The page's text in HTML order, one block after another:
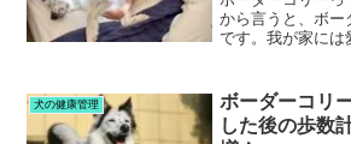
から言うと、ボー
です。我が家には
の紹介と運命的
えしてから、２
犬の健康管理
ボーダーコリ
した後の歩数